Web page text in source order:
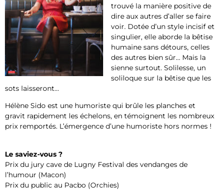
trouvé la manière positive de
dire aux autres d’aller se faire
voir. Dotée d’un style incisif et
singulier, elle aborde la bêtise
humaine sans détours, celles
des autres bien sûr… Mais la
sienne surtout. Solilesse, un
soliloque sur la bêtise que les
sots laisseront…
Hélène Sido est une humoriste qui brûle les planches et
gravit rapidement les échelons, en témoignent les nombreux
prix remportés. L’émergence d’une humoriste hors normes !
Le saviez-vous ?
Prix du jury cave de Lugny Festival des vendanges de
l’humour (Macon)
Prix du public au Pacbo (Orchies)